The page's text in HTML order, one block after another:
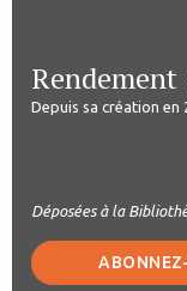
Rendement
Depuis sa création en
Déposées à la